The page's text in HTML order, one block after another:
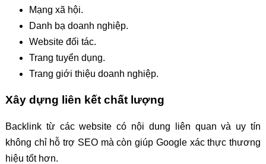
Mạng xã hội.
Danh bạ doanh nghiệp.
Website đối tác.
Trang tuyển dụng.
Trang giới thiệu doanh nghiệp.
Xây dựng liên kết chất lượng
Backlink từ các website có nội dung liên quan và uy tín
không chỉ hỗ trợ SEO mà còn giúp Google xác thực thương
hiệu tốt hơn.